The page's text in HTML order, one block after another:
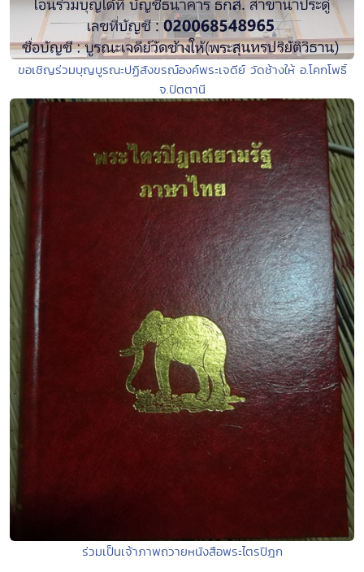
ขอเชิญร่วมบุญบูรณะปฏิสังขรณ์องค์พระเจดีย์ วัดช้างให้ อ.โคกโพธิ์
จ.ปัตตานี
ร่วมเป็นเจ้าภาพถวายหนังสือพระไตรปิฎก